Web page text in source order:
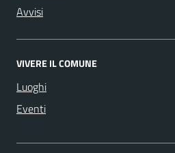
Avvisi
VIVERE IL COMUNE
Luoghi
Eventi